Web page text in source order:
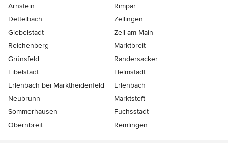
Arnstein
Rimpar
Dettelbach
Zellingen
Giebelstadt
Zell am Main
Reichenberg
Marktbreit
Grünsfeld
Randersacker
Eibelstadt
Helmstadt
Erlenbach bei Marktheidenfeld
Erlenbach
Neubrunn
Marktsteft
Sommerhausen
Fuchsstadt
Obernbreit
Remlingen